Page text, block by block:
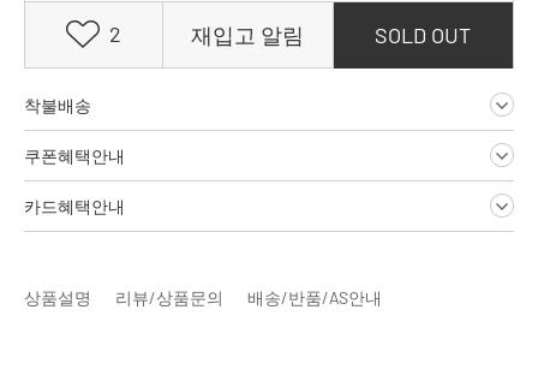
2 재입고 알림 SOLD OUT
착불배송
쿠폰혜택안내
카드혜택안내
상품설명 리뷰/상품문의 배송/반품/AS안내